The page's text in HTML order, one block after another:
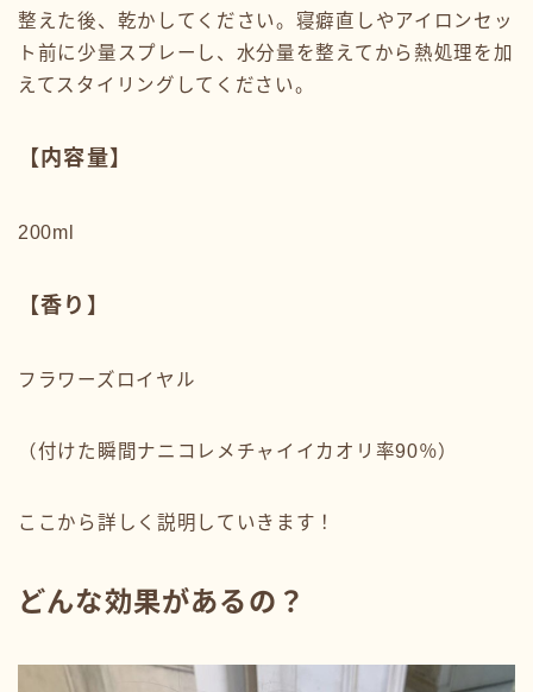
整えた後、乾かしてください。寝癖直しやアイロンセッ
ト前に少量スプレーし、水分量を整えてから熱処理を加
えてスタイリングしてください。
【内容量】
200ml
【香り】
フラワーズロイヤル
（付けた瞬間ナニコレメチャイイカオリ率90％）
ここから詳しく説明していきます！
どんな効果があるの？